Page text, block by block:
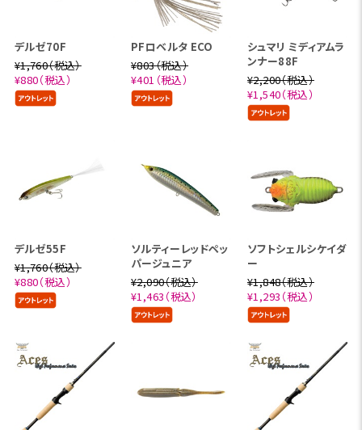
デルゼ70F
¥1,760（税込）
¥880（税込）
PFロベルタ ECO
¥803（税込）
¥401（税込）
シュマリ ミディアムラ
ンナー88F
¥2,200（税込）
¥1,540（税込）
デルゼ55F
¥1,760（税込）
¥880（税込）
ソルティーレッドペッ
パージュニア
¥2,090（税込）
¥1,463（税込）
ソフトシェルシケイダ
ー
¥1,848（税込）
¥1,293（税込）